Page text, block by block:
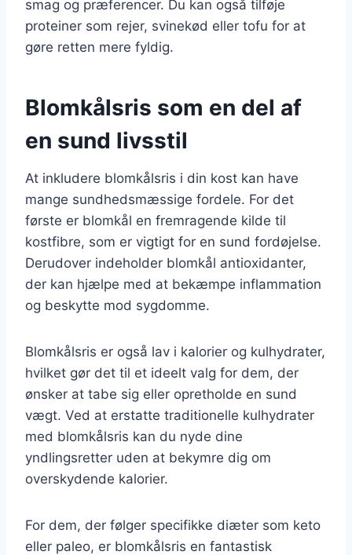
smag og præferencer. Du kan også tilføje
proteiner som rejer, svinekød eller tofu for at
gøre retten mere fyldig.
Blomkålsris som en del af
en sund livsstil
At inkludere blomkålsris i din kost kan have
mange sundhedsmæssige fordele. For det
første er blomkål en fremragende kilde til
kostfibre, som er vigtigt for en sund fordøjelse.
Derudover indeholder blomkål antioxidanter,
der kan hjælpe med at bekæmpe inflammation
og beskytte mod sygdomme.
Blomkålsris er også lav i kalorier og kulhydrater,
hvilket gør det til et ideelt valg for dem, der
ønsker at tabe sig eller opretholde en sund
vægt. Ved at erstatte traditionelle kulhydrater
med blomkålsris kan du nyde dine
yndlingsretter uden at bekymre dig om
overskydende kalorier.
For dem, der følger specifikke diæter som keto
eller paleo, er blomkålsris en fantastisk